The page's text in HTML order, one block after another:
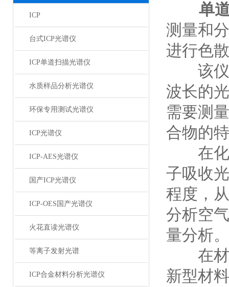
ICP
台式ICP光谱仪
ICP单道扫描光谱仪
水质样品分析光谱仪
环保专用测试光谱仪
ICP光谱仪
ICP-AES光谱仪
国产ICP光谱仪
ICP-OES国产光谱仪
火花直读光谱仪
等离子发射光谱
ICP合金材料分析光谱仪
单
测量和
进行色
该仪
波长的
需要测
合物的
在化
子吸收
程度，
分析空
量分析。
在材
新型材